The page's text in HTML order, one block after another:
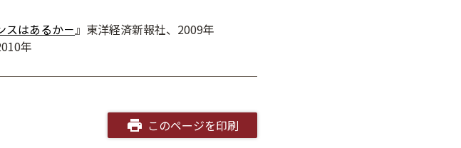
スはあるか－』東洋経済新報社、2009年
年
このページを印刷